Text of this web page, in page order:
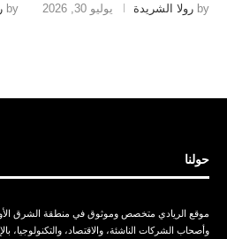
by رولا الشريدة يوليو 30, 2026 by
حولنا
موقع الريادي متخصص وموثوق في منطقة الشرق
وأصحاب الشركات الناشئة، والاقتصاد،